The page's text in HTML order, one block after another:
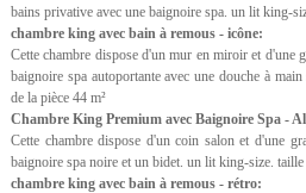
bains privative avec une baignoire spa. un lit king-
chambre king avec bain à remous - icône:
Cette chambre dispose d'un mur en miroir et d'une
baignoire spa autoportante avec une douche à
de la pièce 44 m²
Chambre King Premium avec Baignoire Spa -
Cette chambre dispose d'un coin salon et d'une
baignoire spa noire et un bidet. un lit king-size. taille
chambre king avec bain à remous - rétro: